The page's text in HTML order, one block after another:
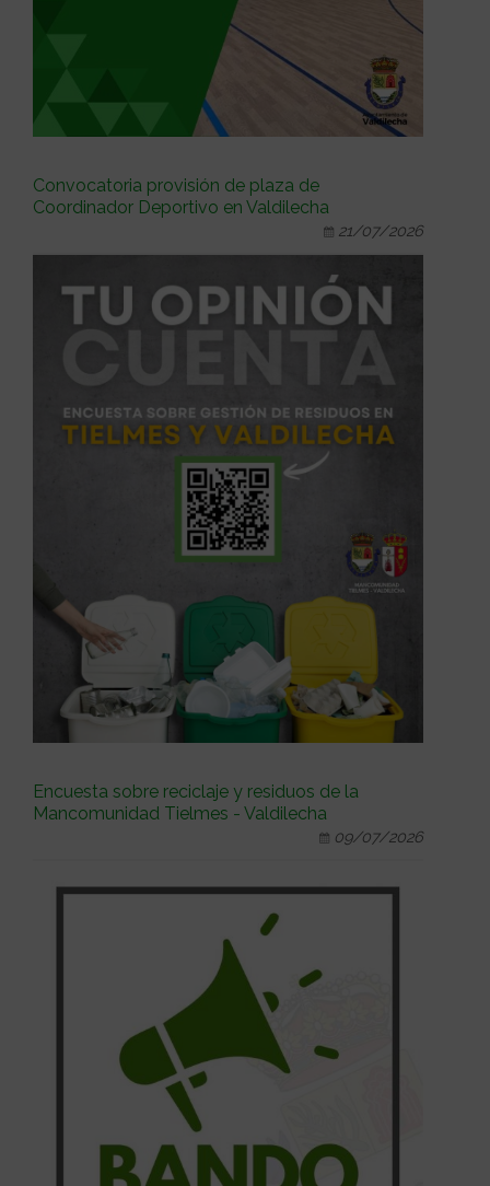
Convocatoria provisión de plaza de
Coordinador Deportivo en Valdilecha
21/07/2026
Encuesta sobre reciclaje y residuos de la
Mancomunidad Tielmes - Valdilecha
09/07/2026